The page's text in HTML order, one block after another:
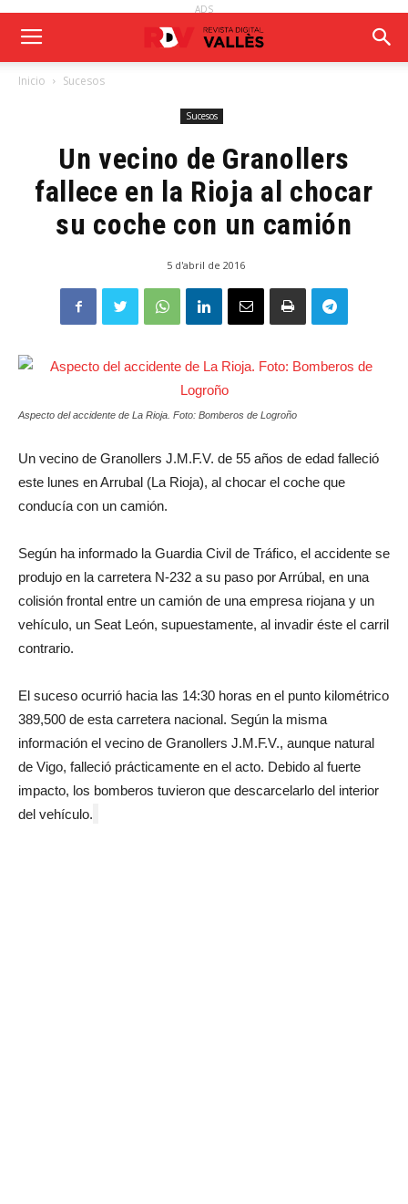
ADS
Inicio Sucesos
Sucesos
Un vecino de Granollers
fallece en la Rioja al chocar
su coche con un camión
5 d'abril de 2016
Aspecto del accidente de La Rioja. Foto: Bomberos de Logroño
Un vecino de Granollers J.M.F.V. de 55 años de edad falleció
este lunes en Arrubal (La Rioja), al chocar el coche que
conducía con un camión.
Según ha informado la Guardia Civil de Tráfico, el accidente se
produjo en la carretera N-232 a su paso por Arrúbal, en una
colisión frontal entre un camión de una empresa riojana y un
vehículo, un Seat León, supuestamente, al invadir éste el carril
contrario.
El suceso ocurrió hacia las 14:30 horas en el punto kilométrico
389,500 de esta carretera nacional. Según la misma
información el vecino de Granollers J.M.F.V., aunque natural
de Vigo, falleció prácticamente en el acto. Debido al fuerte
impacto, los bomberos tuvieron que descarcelarlo del interior
del vehículo.